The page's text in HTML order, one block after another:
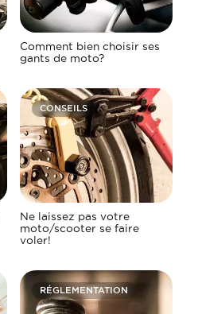
Comment bien choisir ses
gants de moto?
CONSEILS
Ne laissez pas votre
moto/scooter se faire
voler!
RÉGLEMENTATION